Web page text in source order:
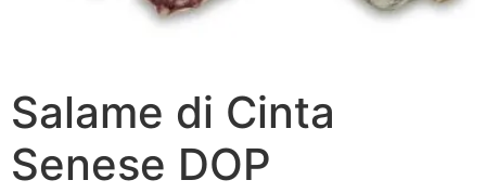
Salame di Cinta
Senese DOP